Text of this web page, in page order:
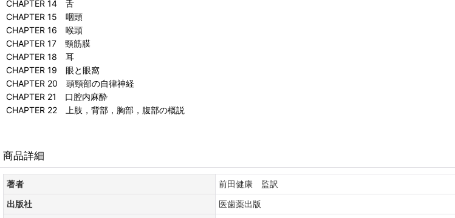
CHAPTER 14 舌
CHAPTER 15 咽頭
CHAPTER 16 喉頭
CHAPTER 17 頸筋膜
CHAPTER 18 耳
CHAPTER 19 眼と眼窩
CHAPTER 20 頭頸部の自律神経
CHAPTER 21 口腔内麻酔
CHAPTER 22 上肢，背部，胸部，腹部の概説
商品詳細
著者
前田健康 監訳
出版社
医歯薬出版